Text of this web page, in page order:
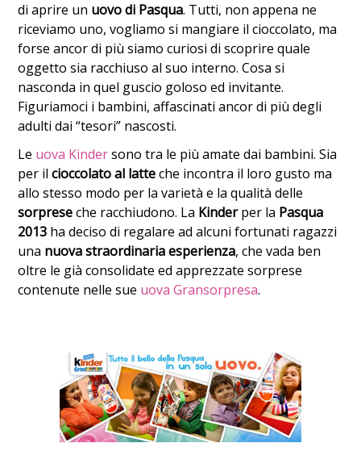
di aprire un uovo di Pasqua. Tutti, non appena ne
riceviamo uno, vogliamo si mangiare il cioccolato, ma
forse ancor di più siamo curiosi di scoprire quale
oggetto sia racchiuso al suo interno. Cosa si
nasconda in quel guscio goloso ed invitante.
Figuriamoci i bambini, affascinati ancor di più degli
adulti dai “tesori” nascosti.
Le uova Kindersono tra le più amate dai bambini. Sia
per il cioccolato al latteche incontra il loro gusto ma
allo stesso modo per la varietà e la qualità delle
sorpreseche racchiudono. La Kinderper la Pasqua
2013 ha deciso di regalare ad alcuni fortunati ragazzi
una nuova straordinaria esperienza, che vada ben
oltre le già consolidate ed apprezzate sorprese
contenute nelle sue uova Gransorpresa.